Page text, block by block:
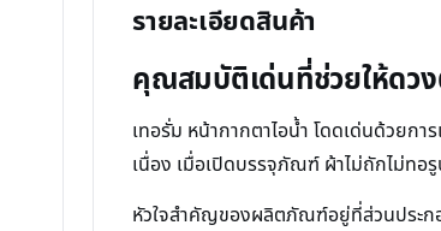
รายละเอียดสินค้า
คุณสมบัติเด่นที่ช่วยให้ดว
เทอรั่ม หน้ากากตาไอน้ำ โดดเด่นด้วย
เนื่อง เมื่อเปิดบรรจุภัณฑ์ ผ้าไม่ถักไม่ทอ
หัวใจสำคัญของผลิตภัณฑ์อยู่ที่ส่วนประก